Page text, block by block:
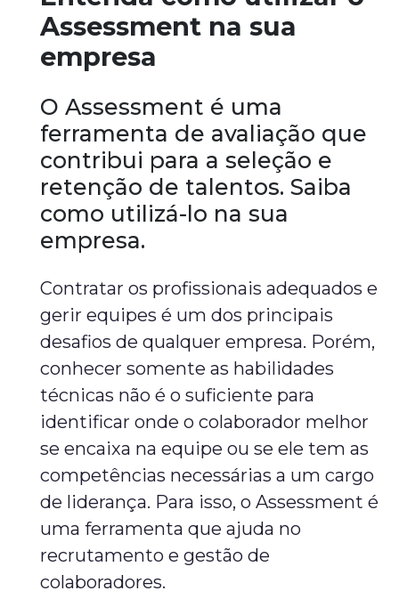
Assessment na sua
empresa
O Assessment é uma
ferramenta de avaliação que
contribui para a seleção e
retenção de talentos. Saiba
como utilizá-lo na sua
empresa.
Contratar os profissionais adequados e
gerir equipes é um dos principais
desafios de qualquer empresa. Porém,
conhecer somente as habilidades
técnicas não é o suficiente para
identificar onde o colaborador melhor
se encaixa na equipe ou se ele tem as
competências necessárias a um cargo
de liderança. Para isso, o Assessment é
uma ferramenta que ajuda no
recrutamento e gestão de
colaboradores.